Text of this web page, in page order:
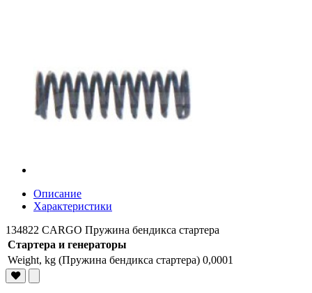
Описание
Характеристики
134822 CARGO Пружина бендикса стартера
Стартера и генераторы
Weight, kg (Пружина бендикса стартера) 0,0001